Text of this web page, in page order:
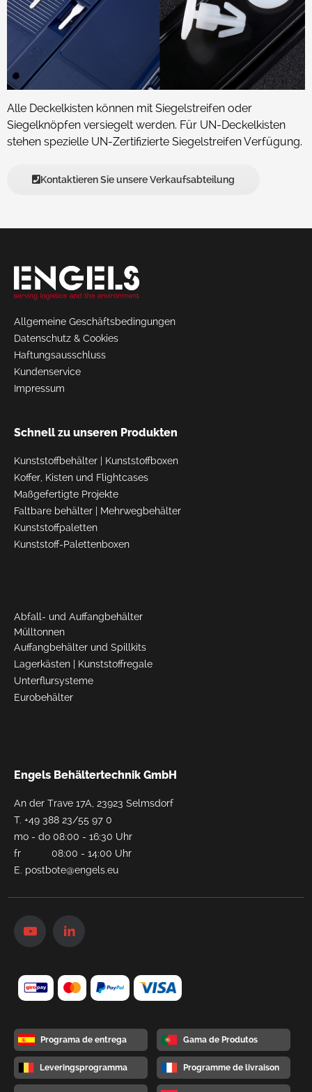
Alle Deckelkisten können mit Siegelstreifen oder
Siegelknöpfen versiegelt werden. Für UN-Deckelkisten
stehen spezielle UN-Zertifizierte Siegelstreifen Verfügung.
Kontaktieren Sie unsere Verkaufsabteilung
Allgemeine Geschäftsbedingungen
Datenschutz & Cookies
Haftungsausschluss
Kundenservice
Impressum
Schnell zu unseren Produkten
Kunststoffbehälter
Kunststoffboxen
Koffer, Kisten und Flightcases
Maßgefertigte Projekte
Faltbare behälter
Mehrwegbehälter
Kunststoffpaletten
Kunststoff-Palettenboxen
Abfall- und Auffangbehälter
Mülltonnen
Auffangbehälter und Spillkits
Lagerkästen
Kunststoffregale
Unterflursysteme
Eurobehälter
Engels Behältertechnik GmbH
An der Trave 17A, 23923 Selmsdorf
T. +49 388 23/55 97 0
mo - do 08:00 - 16:30 Uhr
fr 08:00 - 14:00 Uhr
E. postbote@engels.eu
Programa de entrega Gama de Produtos
Leveringsprogramma Programme de livraison